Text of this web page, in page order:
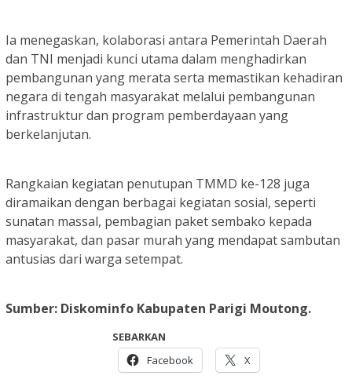
Ia menegaskan, kolaborasi antara Pemerintah Daerah
dan TNI menjadi kunci utama dalam menghadirkan
pembangunan yang merata serta memastikan kehadiran
negara di tengah masyarakat melalui pembangunan
infrastruktur dan program pemberdayaan yang
berkelanjutan.
Rangkaian kegiatan penutupan TMMD ke-128 juga
diramaikan dengan berbagai kegiatan sosial, seperti
sunatan massal, pembagian paket sembako kepada
masyarakat, dan pasar murah yang mendapat sambutan
antusias dari warga setempat.
Sumber: Diskominfo Kabupaten Parigi Moutong.
SEBARKAN
Facebook
X